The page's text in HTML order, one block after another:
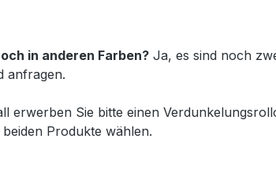
in anderen Farben? Ja, es sind noch
anfragen.
erwerben Sie bitte einen
Produkte wählen.